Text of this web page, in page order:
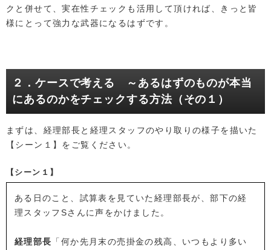
クと併せて、実在性チェックも活用して頂ければ、きっと皆
様にとって強力な武器になるはずです。
２．ケースで考える ～あるはずのものが本当
にあるのかをチェックする方法（その１）
まずは、経理部長と経理スタッフのやり取りの様子を描いた
【シーン１】をご覧ください。
【シーン１】
ある日のこと、試算表を見ていた経理部長が、部下の経
理スタッフSさんに声をかけました。
経理部長 「何か先月末の売掛金の残高、いつもより多い